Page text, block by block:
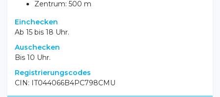
WICHTIG: Die auf der Website veröffentlichten
aktuellsten Informationen finden Sie auf den
offiziellen Websites der Hotels.
Entfernungen
Entfernungen zu den wichtigsten Sehenswürdigkeiten:
Bushaltestelle: 30 m
Bahnhof: 2 km